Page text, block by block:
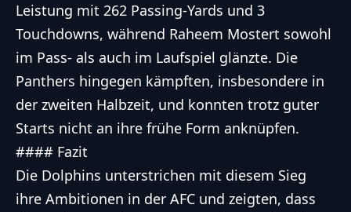
Leistung mit 262 Passing-Yards und 3
Touchdowns, während Raheem Mostert sowohl
im Pass- als auch im Laufspiel glänzte. Die
Panthers hingegen kämpften, insbesondere in
der zweiten Halbzeit, und konnten trotz guter
Starts nicht an ihre frühe Form anknüpfen.
#### Fazit
Die Dolphins unterstrichen mit diesem Sieg
ihre Ambitionen in der AFC und zeigten, dass